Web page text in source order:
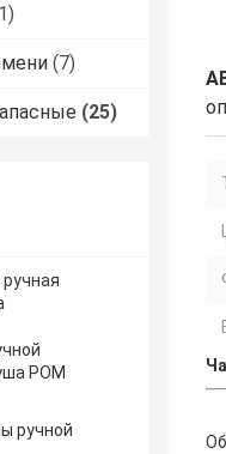
(7)
(25)
ручная
POM
ручной